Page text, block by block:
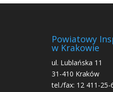
Powiatowy
w Krakowie
ul. Lublańska 11
31-410 Kraków
tel./fax: 12 411-25-